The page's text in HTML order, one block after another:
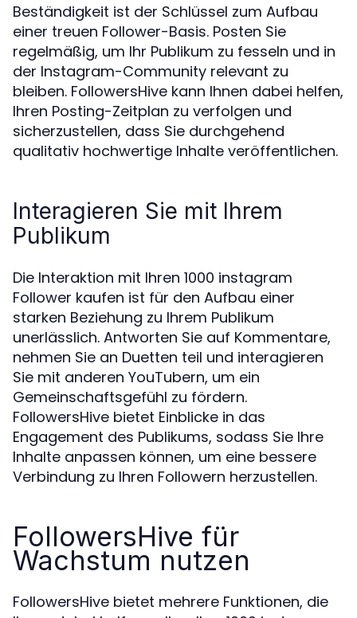
Beständigkeit ist der Schlüssel zum Aufbau
einer treuen Follower-Basis. Posten Sie
regelmäßig, um Ihr Publikum zu fesseln und in
der Instagram-Community relevant zu
bleiben. FollowersHive kann Ihnen dabei helfen,
Ihren Posting-Zeitplan zu verfolgen und
sicherzustellen, dass Sie durchgehend
qualitativ hochwertige Inhalte veröffentlichen.
Interagieren Sie mit Ihrem
Publikum
Die Interaktion mit Ihren 1000 instagram
Follower kaufen ist für den Aufbau einer
starken Beziehung zu Ihrem Publikum
unerlässlich. Antworten Sie auf Kommentare,
nehmen Sie an Duetten teil und interagieren
Sie mit anderen YouTubern, um ein
Gemeinschaftsgefühl zu fördern.
FollowersHive bietet Einblicke in das
Engagement des Publikums, sodass Sie Ihre
Inhalte anpassen können, um eine bessere
Verbindung zu Ihren Followern herzustellen.
FollowersHive für
Wachstum nutzen
FollowersHive bietet mehrere Funktionen, die